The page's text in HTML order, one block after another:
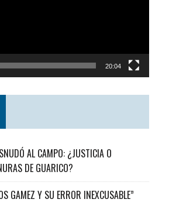
20:04
AL CAMPO: ¿JUSTICIA O
DE GUARICO?
GAMEZ Y SU ERROR INEXCUSABLE”